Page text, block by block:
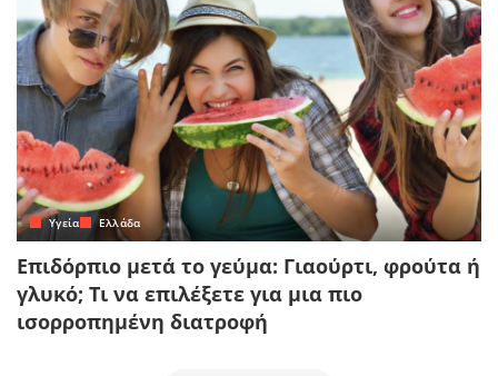
Yγεία Ελλάδα
Επιδόρπιο μετά το γεύμα: Γιαούρτι, φρούτα ή
γλυκό; Τι να επιλέξετε για μια πιο
ισορροπημένη διατροφή